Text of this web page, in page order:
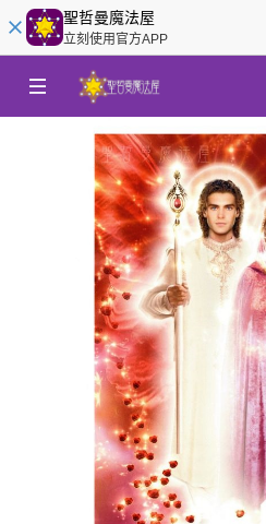
聖哲曼魔法屋
立刻使用官方APP